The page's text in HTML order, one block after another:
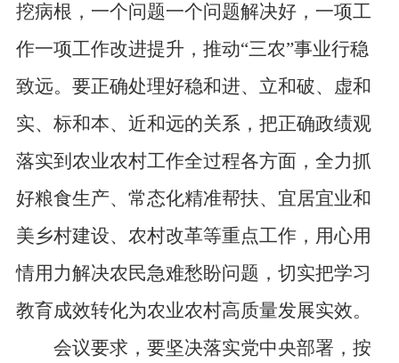
挖病根，一个问题一个问题解决好，一项工
作一项工作改进提升，推动“三农”事业行稳
致远。要正确处理好稳和进、立和破、虚和
实、标和本、近和远的关系，把正确政绩观
落实到农业农村工作全过程各方面，全力抓
好粮食生产、常态化精准帮扶、宜居宜业和
美乡村建设、农村改革等重点工作，用心用
情用力解决农民急难愁盼问题，切实把学习
教育成效转化为农业农村高质量发展实效。
会议要求，要坚决落实党中央部署，按